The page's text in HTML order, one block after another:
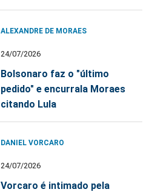
ALEXANDRE DE MORAES
24/07/2026
Bolsonaro faz o "último
pedido" e encurrala Moraes
citando Lula
DANIEL VORCARO
24/07/2026
Vorcaro é intimado pela